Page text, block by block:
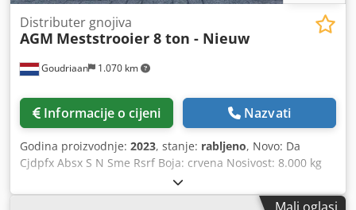
Goudriaan 1.070 km
Distributer gnojiva
AGM Meststrooier 8 ton - Nieuw
Informacije o cijeni Nazvati
Godina proizvodnje: 2023, stanje: rabljeno, Novo: Da
Cjdpfx Absx S N Sme Rsrf Boja: crvena Nosivost: 8.000 kg
Dimenzije (D x Š): 450 x 200 cm